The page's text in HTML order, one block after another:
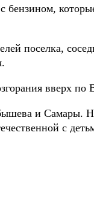
поселка,
вверх по
и Самары.
с